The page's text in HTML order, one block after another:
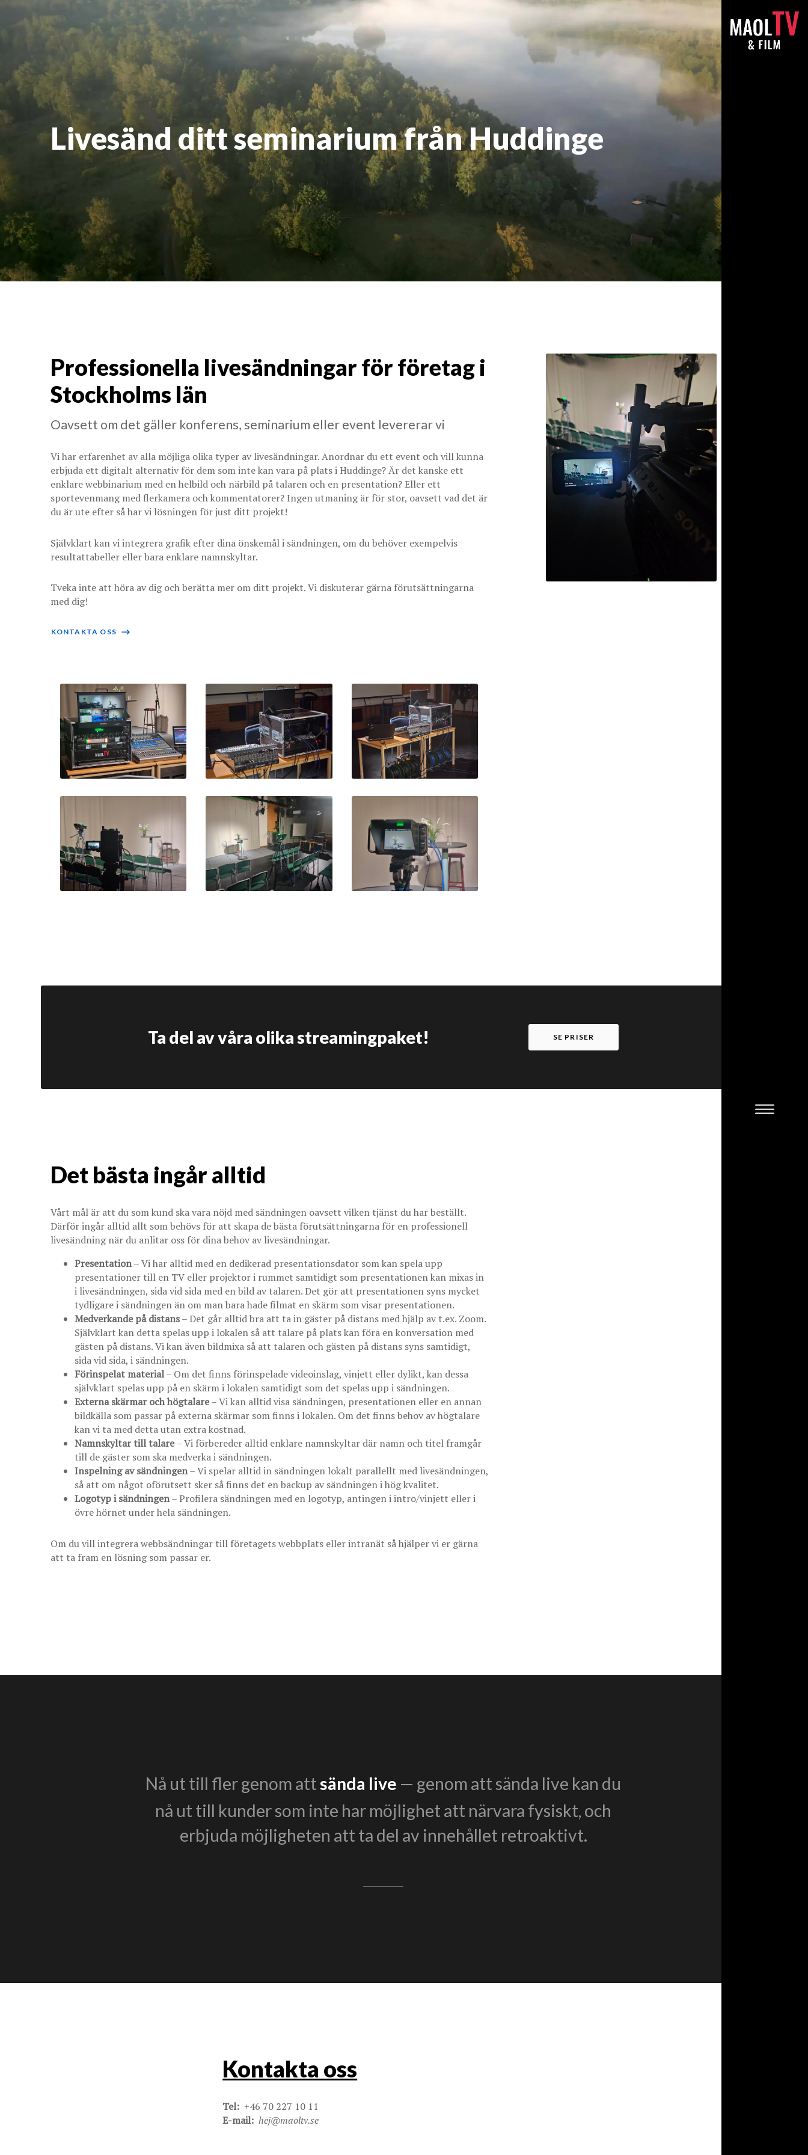
Livesänd ditt seminarium från Huddinge
Professionella livesändningar för företag i
Stockholms län
Oavsett om det gäller konferens, seminarium eller event levererar vi
Vi har erfarenhet av alla möjliga olika typer av livesändningar. Anordnar du ett event och vill kunna
erbjuda ett digitalt alternativ för dem som inte kan vara på plats i Huddinge? Är det kanske ett
enklare webbinarium med en helbild och närbild på talaren och en presentation? Eller ett
sportevenmang med flerkamera och kommentatorer? Ingen utmaning är för stor, oavsett vad det är
du är ute efter så har vi lösningen för just ditt projekt!
Självklart kan vi integrera grafik efter dina önskemål i sändningen, om du behöver exempelvis
resultattabeller eller bara enklare namnskyltar.
Tveka inte att höra av dig och berätta mer om ditt projekt. Vi diskuterar gärna förutsättningarna
med dig!
KONTAKTA OSS ⟶
Ta del av våra olika streamingpaket! SE PRISER
Det bästa ingår alltid
Vårt mål är att du som kund ska vara nöjd med sändningen oavsett vilken tjänst du har beställt.
Därför ingår alltid allt som behövs för att skapa de bästa förutsättningarna för en professionell
livesändning när du anlitar oss för dina behov av livesändningar.
Presentation– Vi har alltid med en dedikerad presentationsdator som kan spela upp
presentationer till en TV eller projektor i rummet samtidigt som presentationen kan mixas in
i livesändningen, sida vid sida med en bild av talaren. Det gör att presentationen syns mycket
tydligare i sändningen än om man bara hade filmat en skärm som visar presentationen.
Medverkande på distans– Det går alltid bra att ta in gäster på distans med hjälp av t.ex. Zoom.
Självklart kan detta spelas upp i lokalen så att talare på plats kan föra en konversation med
gästen på distans. Vi kan även bildmixa så att talaren och gästen på distans syns samtidigt,
sida vid sida, i sändningen.
Förinspelat material– Om det finns förinspelade videoinslag, vinjett eller dylikt, kan dessa
självklart spelas upp på en skärm i lokalen samtidigt som det spelas upp i sändningen.
Externa skärmar och högtalare– Vi kan alltid visa sändningen, presentationen eller en annan
bildkälla som passar på externa skärmar som finns i lokalen. Om det finns behov av högtalare
kan vi ta med detta utan extra kostnad.
Namnskyltar till talare– Vi förbereder alltid enklare namnskyltar där namn och titel framgår
till de gäster som ska medverka i sändningen.
Inspelning av sändningen– Vi spelar alltid in sändningen lokalt parallellt med livesändningen,
så att om något oförutsett sker så finns det en backup av sändningen i hög kvalitet.
Logotyp i sändningen– Profilera sändningen med en logotyp, antingen i intro/vinjett eller i
övre hörnet under hela sändningen.
Om du vill integrera webbsändningar till företagets webbplats eller intranät så hjälper vi er gärna
att ta fram en lösning som passar er.
Nå ut till fler genom attsända live — genom att sända live kan du
nå ut till kunder som inte har möjlighet att närvara fysiskt, och
erbjuda möjligheten att ta del av innehållet retroaktivt.
Kontakta oss
Tel: +46 70 227 10 11
E-mail: hej@maoltv.se